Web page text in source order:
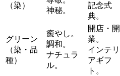
（染）
神秘。
記念式
典。
グリーン
（染・品
種）
癒やし。
調和。
ナチュラ
ル。
開店・開
業。
インテリ
アギフ
ト。